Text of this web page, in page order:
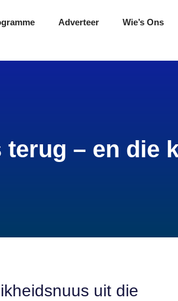
Adverteer Wie’s Ons
– en die
uit die